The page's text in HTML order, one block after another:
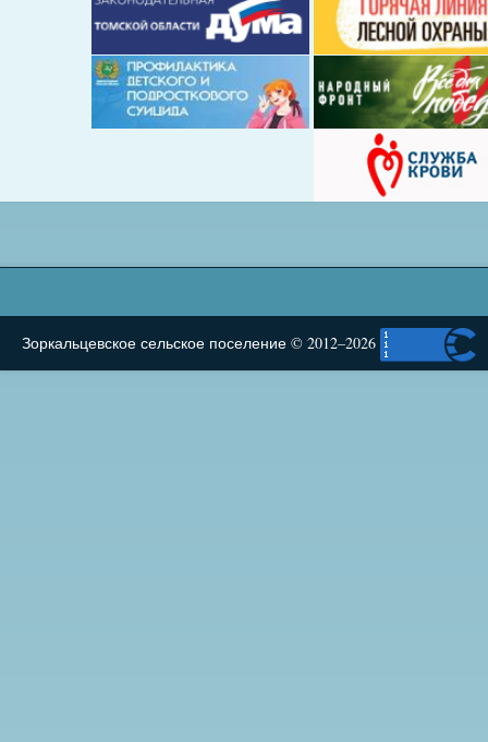
Зоркальцевское сельское поселение © 2012–2026